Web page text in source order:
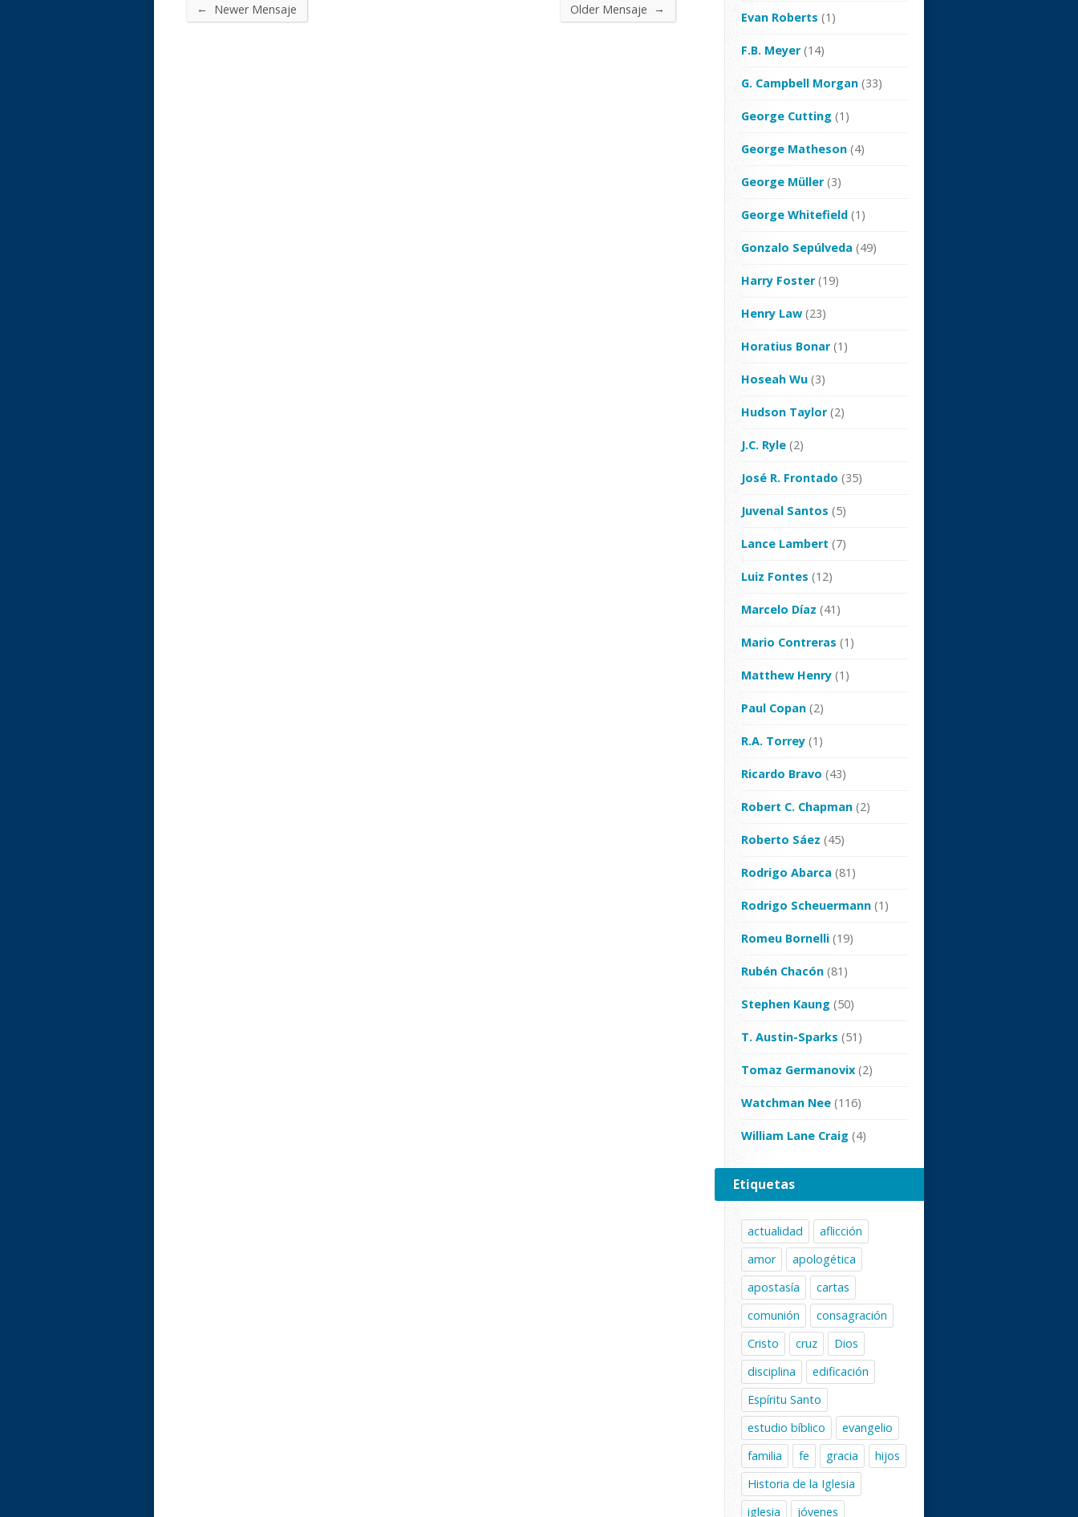
← Newer Mensaje Older Mensaje →
Evan Roberts (1)
F.B. Meyer(14)
G. Campbell Morgan (33)
George Cutting (1)
George Matheson (4)
George Müller(3)
George Whitefield (1)
Gonzalo Sepúlveda (49)
Harry Foster(19)
Henry Law (23)
Horatius Bonar(1)
Hoseah Wu (3)
Hudson Taylor(2)
J.C. Ryle (2)
José R. Frontado (35)
Juvenal Santos (5)
Lance Lambert (7)
Luiz Fontes (12)
Marcelo Díaz (41)
Mario Contreras (1)
Matthew Henry (1)
Paul Copan (2)
R.A. Torrey (1)
Ricardo Bravo (43)
Robert C. Chapman (2)
Roberto Sáez (45)
Rodrigo Abarca (81)
Rodrigo Scheuermann (1)
Romeu Bornelli (19)
Rubén Chacón (81)
Stephen Kaung (50)
T. Austin-Sparks (51)
Tomaz Germanovix (2)
Watchman Nee (116)
William Lane Craig (4)
Etiquetas
actualidad
aflicción
amor
apologética
apostasía
cartas
comunión
consagración
Cristo
cruz
Dios
disciplina
edificación
Espíritu Santo
estudio bíblico
evangelio
familia
fe gracia
hijos
Historia de la Iglesia
iglesia
jóvenes